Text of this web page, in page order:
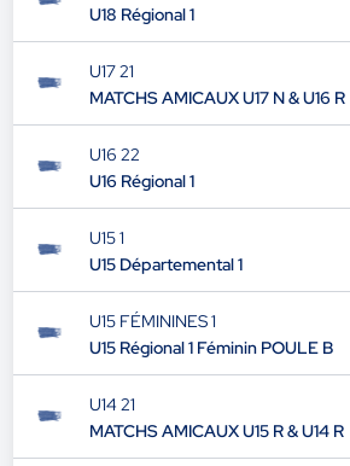
U18 Régional 1
U17 21
MATCHS AMICAUX U17 N & U16 R
U16 22
U16 Régional 1
U15 1
U15 Départemental 1
U15 FÉMININES 1
U15 Régional 1 Féminin POULE B
U14 21
MATCHS AMICAUX U15 R & U14 R